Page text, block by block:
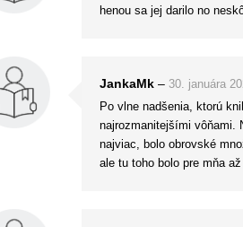
henou sa jej darilo no
JankaMk – 30. januára
Po vlne nadšenia, ktorú
najrozmanitejšími vôňami.
najviac, bolo obrovské
ale tu toho bolo pre mňa